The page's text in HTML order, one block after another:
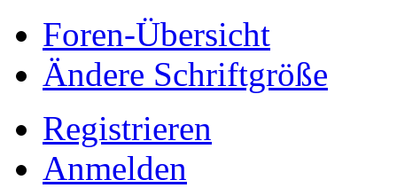
Foren-Übersicht
Ändere Schriftgröße
Registrieren
Anmelden